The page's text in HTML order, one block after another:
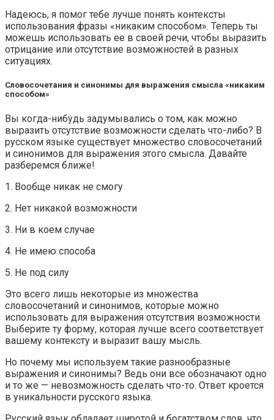
Надеюсь, я помог тебе лучше понять контексты
использования фразы «никаким способом». Теперь ты
можешь использовать ее в своей речи, чтобы выразить
отрицание или отсутствие возможностей в разных
ситуациях.
Словосочетания и синонимы для выражения смысла «никаким
способом»
Вы когда-нибудь задумывались о том, как можно
выразить отсутствие возможности сделать что-либо? В
русском языке существует множество словосочетаний
и синонимов для выражения этого смысла. Давайте
разберемся ближе!
1. Вообще никак не смогу
2. Нет никакой возможности
3. Ни в коем случае
4. Не имею способа
5. Не под силу
Это всего лишь некоторые из множества
словосочетаний и синонимов, которые можно
использовать для выражения отсутствия возможности.
Выберите ту форму, которая лучше всего соответствует
вашему контексту и выразит вашу мысль.
Но почему мы используем такие разнообразные
выражения и синонимы? Ведь они все обозначают одно
и то же — невозможность сделать что-то. Ответ кроется
в уникальности русского языка.